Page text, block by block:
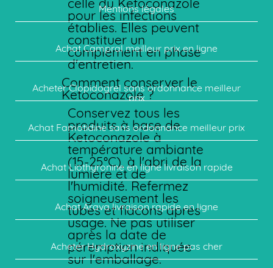
celle du Ketoconazole
pour les infections
établies. Elles peuvent
constituer un
complément en phase
d'entretien.
Comment conserver le
Ketoconazole ?
Conservez tous les
produits à base de
Ketoconazole à
température ambiante
(15-25°C), à l'abri de la
lumière et de
l'humidité. Refermez
soigneusement les
tubes et flacons après
usage. Ne pas utiliser
après la date de
péremption indiquée
sur l'emballage.
Mentions légales
Achat Campral meilleur prix en ligne
Acheter Clopidogrel sans ordonnance meilleur
prix
Achat Famotidine sans ordonnance meilleur prix
Achat Liothyronine en ligne livraison rapide
Achat Arava livraison rapide en ligne
Acheter Hydroxyzine en ligne pas cher